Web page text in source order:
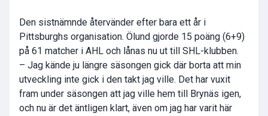
Den sistnämnde återvänder efter bara ett år i
Pittsburghs organisation. Ölund gjorde 15 poäng (6+9)
på 61 matcher i AHL och lånas nu ut till SHL-klubben.
– Jag kände ju längre säsongen gick där borta att min
utveckling inte gick i den takt jag ville. Det har vuxit
fram under säsongen att jag ville hem till Brynäs igen,
och nu är det äntligen klart, även om jag har varit här